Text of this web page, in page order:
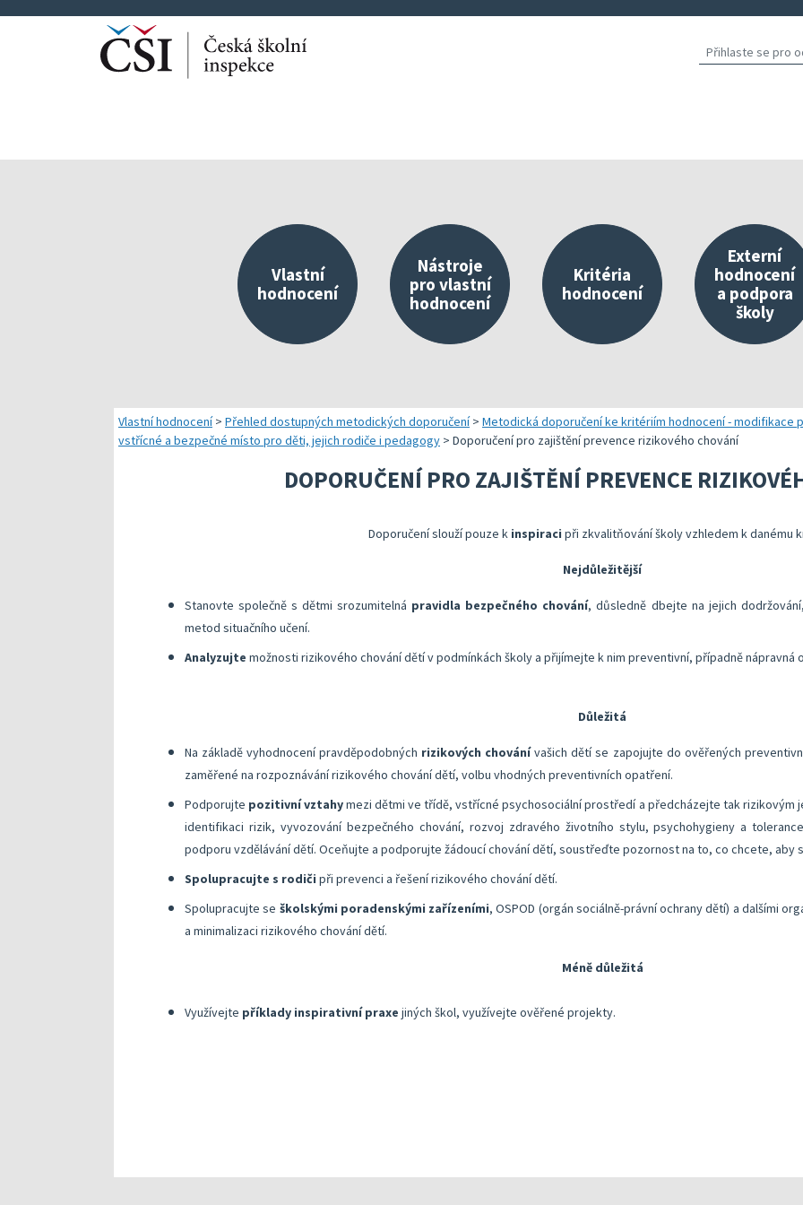
Vlastní
hodnocení
Náměty pro plánování a realizaci vlastního hodnocení
Přehled dostupných metodických doporučení
Kompetenční předpoklady ředitele školy
Nástroje
pro vlastní
hodnocení
Správa autoevaluačních akcí v InspIS DATA
Nástroje mimo InspIS DATA
Screening duševního zdraví a wellbeingu žáků
Kritéria
hodnocení
Oblasti kritérií hodnocení
Struktura zobrazených kritérií
Ukazatele možností rozvoje školy
Externí
hodnocení
a podpora
školy
Realizace
Vybrané
KOMPAS s
Vlastní hodnocení> Přehled dostupných metodických doporučení> Metodická doporučení ke kritériím hodnocení - modifikace
vstřícné a bezpečné místo pro děti, jejich rodiče i pedagogy > Doporučení pro zajištění prevence rizikového chování
DOPORUČENÍ PRO ZAJIŠTĚNÍ PREVENCE
Doporučení slouží pouze k inspiraci při zkvalitňování školy vzhledem k danému
Nejdůležitější
Stanovte společně s dětmi srozumitelná pravidla bezpečného chování, důsledně dbejte na jejich
metod situačního učení.
Analyzujte možnosti rizikového chování dětí v podmínkách školy a přijímejte k nim preventivní, případně nápravná
Důležitá
​​Na základě vyhodnocení pravděpodobných rizikových chovánívašich dětí se zapojujte do ověřených
zaměřené na rozpoznávání rizikového chování dětí, volbu vhodných preventivních opatření.
Podporujte pozitivní vztahymezi dětmi ve třídě, vstřícné psychosociální prostředí a předcházejte tak rizikovým
identifikaci rizik, vyvozování bezpečného chování, rozvoj zdravého životního stylu, psychohygieny a
podporu vzdělávání dětí. Oceňujte a podporujte žádoucí chování dětí, soustřeďte pozornost na to, co chcete, aby
Spolupracujte s rodiči při prevenci a řešení rizikového chování dětí.
Spolupracujte se školskými poradenskými zařízeními, OSPOD (orgán sociálně-právní ochrany dětí) a dalšími
a minimalizaci rizikového chování dětí.
Méně důležitá
Využívejte příklady inspirativní praxe jiných škol, využívejte ověřené projekty.